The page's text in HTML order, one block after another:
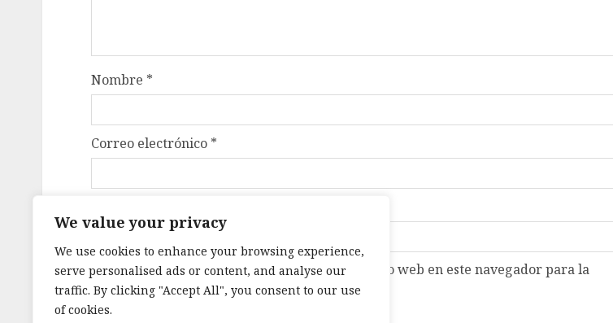
We value your privacy
We use cookies to enhance your browsing experience,
serve personalised ads or content, and analyse our
traffic. By clicking "Accept All", you consent to our use
of cookies.
Nombre *
Correo electrónico *
Guardar mi nombre, correo electrónico y sitio web en este navegador para la
próxima vez que haga un comentario.